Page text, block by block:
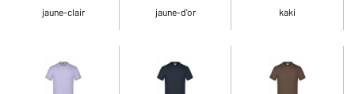
jaune-clair jaune-d'or kaki